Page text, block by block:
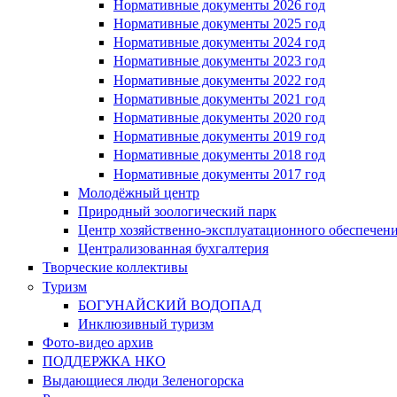
Нормативные документы 2026 год
Нормативные документы 2025 год
Нормативные документы 2024 год
Нормативные документы 2023 год
Нормативные документы 2022 год
Нормативные документы 2021 год
Нормативные документы 2020 год
Нормативные документы 2019 год
Нормативные документы 2018 год
Нормативные документы 2017 год
Молодёжный центр
Природный зоологический парк
Центр хозяйственно-эксплуатационного
Централизованная бухгалтерия
Творческие коллективы
Туризм
БОГУНАЙСКИЙ ВОДОПАД
Инклюзивный туризм
Фото-видео архив
ПОДДЕРЖКА НКО
Выдающиеся люди Зеленогорска